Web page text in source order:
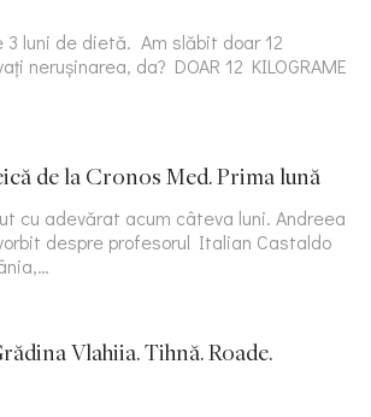
3 luni de dietă. Am slăbit doar 12
nerușinarea, da? DOAR 12 KILOGRAME
de la Cronos Med. Prima lună
cu adevărat acum câteva luni. Andreea
despre profesorul Italian Castaldo
Vlahiia. Tihnă. Roade.